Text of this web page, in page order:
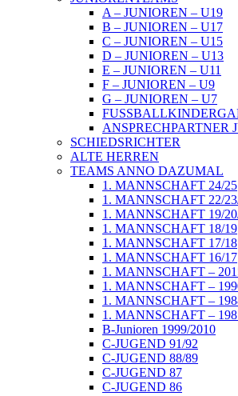
A – JUNIOREN – U19
B – JUNIOREN – U17
C – JUNIOREN – U15
D – JUNIOREN – U13
E – JUNIOREN – U11
F – JUNIOREN – U9
G – JUNIOREN – U7
ANSPRECHPARTNER
SCHIEDSRICHTER
ALTE HERREN
TEAMS ANNO DAZUMAL
1. MANNSCHAFT 24/25
1. MANNSCHAFT 22/
1. MANNSCHAFT 19/
1. MANNSCHAFT 18/19
1. MANNSCHAFT 17/18
1. MANNSCHAFT 16/17
1. MANNSCHAFT –
1. MANNSCHAFT –
1. MANNSCHAFT –
1. MANNSCHAFT –
B-Junioren 1999/2010
C-JUGEND 91/92
C-JUGEND 88/89
C-JUGEND 87
C-JUGEND 86